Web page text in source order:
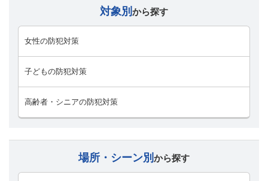
対象別 から探す
女性の防犯対策
子どもの防犯対策
高齢者・シニアの防犯対策
場所・シーン別 から探す